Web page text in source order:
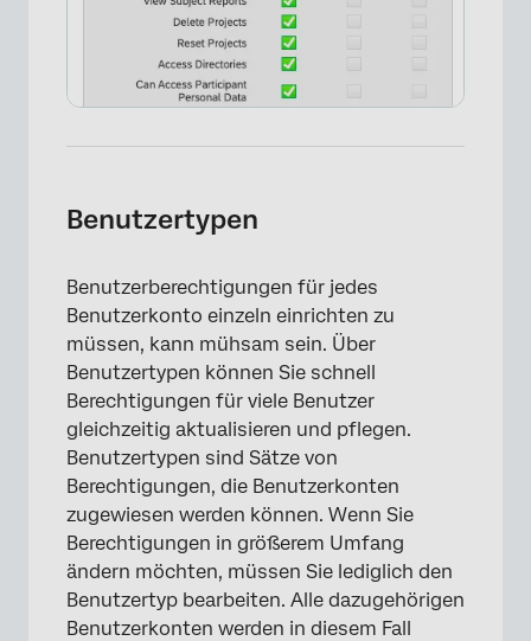
Benutzertypen
Benutzerberechtigungen für jedes
Benutzerkonto einzeln einrichten zu
müssen, kann mühsam sein. Über
Benutzertypen können Sie schnell
Berechtigungen für viele Benutzer
gleichzeitig aktualisieren und pflegen.
Benutzertypen sind Sätze von
Berechtigungen, die Benutzerkonten
zugewiesen werden können. Wenn Sie
Berechtigungen in größerem Umfang
ändern möchten, müssen Sie lediglich den
Benutzertyp bearbeiten. Alle dazugehörigen
Benutzerkonten werden in diesem Fall